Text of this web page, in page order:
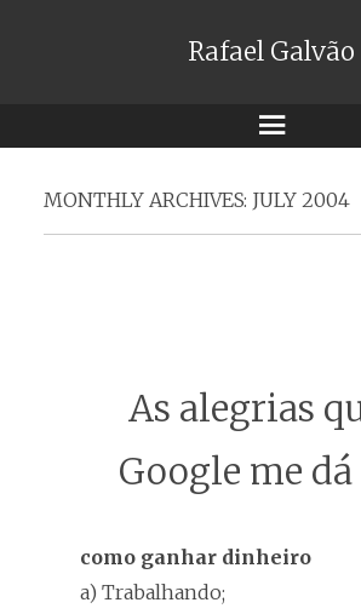
Rafael Galvão
Menu
MONTHLY ARCHIVES: JULY 2004
As alegrias
Google me
como ganhar dinheiro
a) Trabalhando;